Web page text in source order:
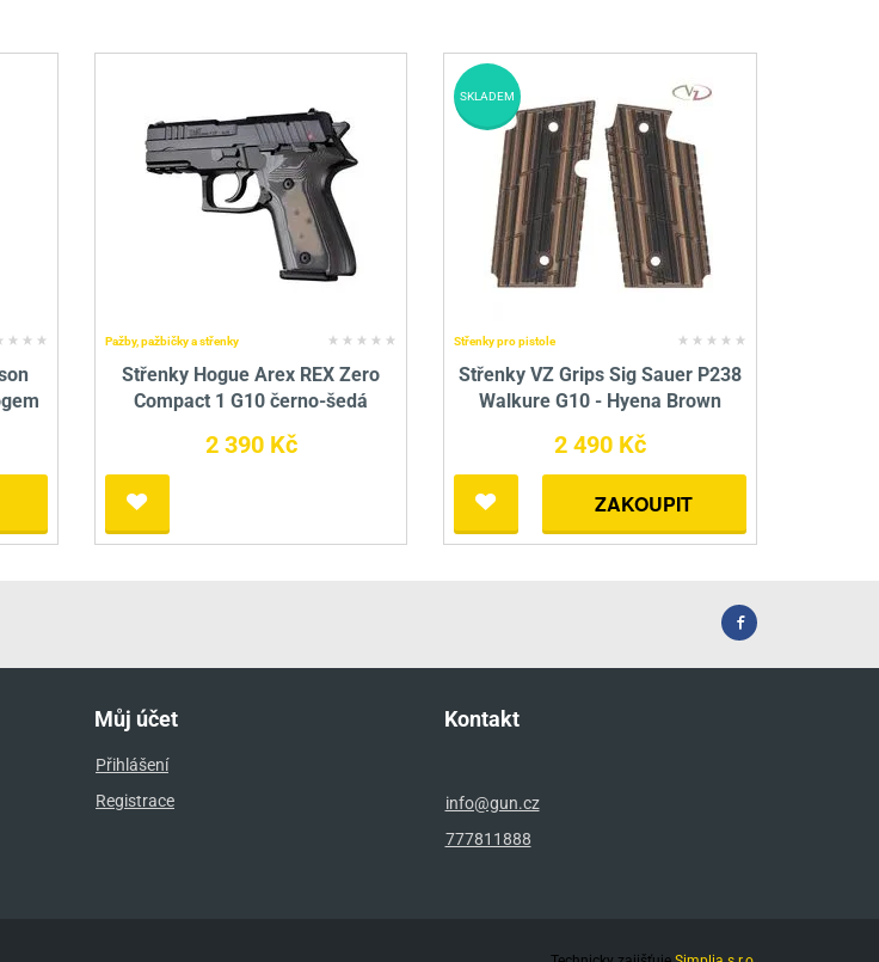
Pažby, pažbičky a střenky
Střenky Hogue Arex REX Zero
Compact 1 G10 černo-šedá
2 390 Kč
Střenky pro pistole
Střenky VZ Grips Sig Sauer P238
Walkure G10 - Hyena Brown
2 490 Kč
ZAKOUPIT
SKLADEM
Můj účet
Přihlášení
Registrace
Kontakt
info@gun.cz
777811888